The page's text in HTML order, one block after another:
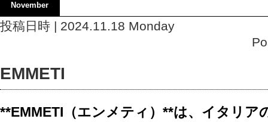
November
投稿日時 | 2024.11.18 Monday
EMMETI
**EMMETI（エンメティ）**は、イタリア